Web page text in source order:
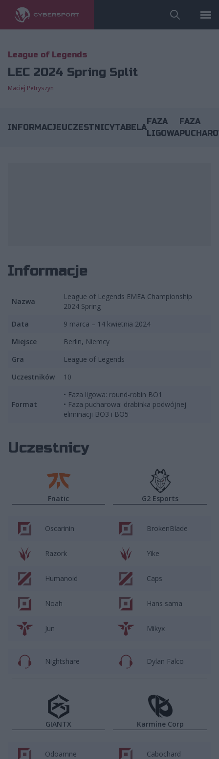
League of Legends
LEC 2024 Spring Split
Maciej Petryszyn
INFORMACJEUCZESTNICYTABELA
FAZA
LIGOWA
FAZA
Informacje
Nazwa
League of Legends EMEA Championship
2024 Spring
Data
9 marca – 14 kwietnia 2024
Miejsce
Berlin, Niemcy
Gra
League of Legends
Uczestników
10
Format
• Faza ligowa: round-robin BO1
• Faza pucharowa: drabinka podwójnej
eliminacji BO3 i BO5
Uczestnicy
Fnatic G2 Esports
Oscarinin BrokenBlade
Razork Yike
Humanoid Caps
Noah Hans sama
Jun Mikyx
Nightshare Dylan Falco
GIANTX Karmine Corp
Odoamne Cabochard